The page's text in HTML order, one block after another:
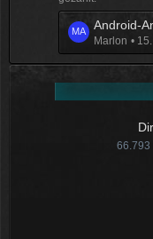
g
e
B
e
t
r
ä
L
e
t
Android-
Marlon
66.793